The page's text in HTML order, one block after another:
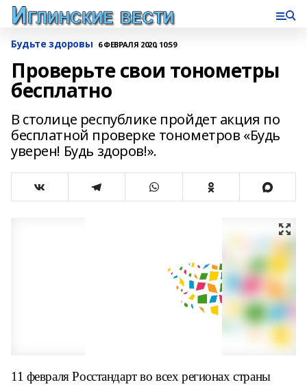
Будьте здоровы 6 ФЕВРАЛЯ 2020, 10:59
Проверьте свои тонометры
бесплатно
В столице республике пройдет акция по
бесплатной проверке тонометров «Будь
уверен! Будь здоров!».
11 февраля Росстандарт во всех регионах страны